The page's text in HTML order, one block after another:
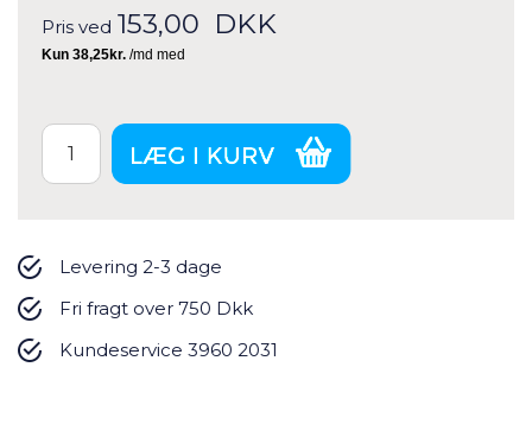
Pris ved 153,00 DKK
Levering 2-3 dage
Fri fragt over 750 Dkk
Kundeservice 3960 2031